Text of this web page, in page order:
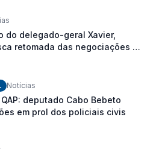
do delegado-geral Xavier,
retomada das negociações da
e fortalecimento dos
Notícias
deputado Cabo Bebeto
em prol dos policiais civis